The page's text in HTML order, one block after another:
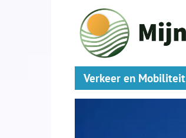
Verkeer en Mobiliteit